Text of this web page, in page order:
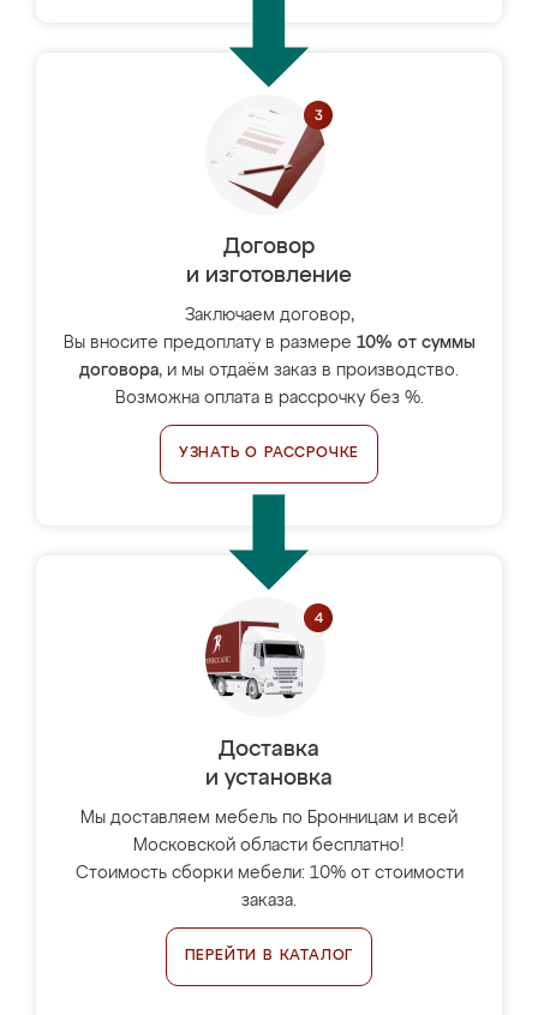
Договор
и изготовление
Заключаем договор,
Вы вносите предоплату в размере 10% от суммы
договора, и мы отдаём заказ в производство.
Возможна оплата в рассрочку без %.
УЗНАТЬ О РАССРОЧКЕ
Доставка
и установка
Мы доставляем мебель по Бронницам и всей
Московской области бесплатно!
Стоимость сборки мебели: 10% от стоимости
заказа.
ПЕРЕЙТИ В КАТАЛОГ